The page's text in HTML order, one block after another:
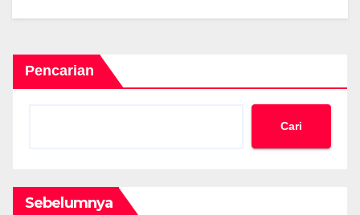
Pencarian
Cari
Sebelumnya